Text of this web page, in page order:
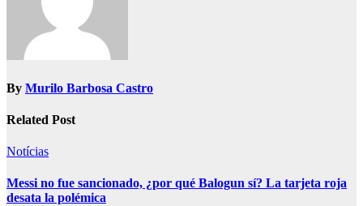
By Murilo Barbosa Castro
Related Post
Notícias
Messi no fue sancionado, ¿por qué Balogun sí? La tarjeta roja
desata la polémica